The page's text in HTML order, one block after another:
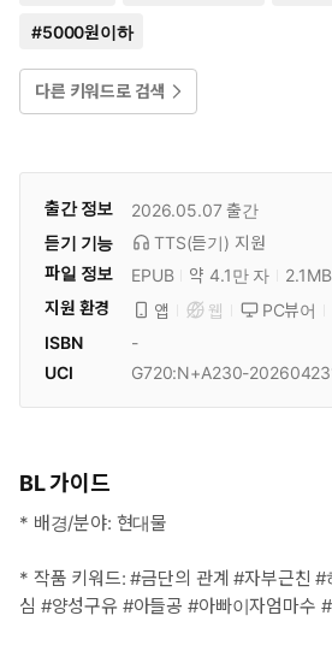
#5000원이하
다른 키워드로 검색
출간 정보 2026.05.07 출간
듣기 기능
TTS(듣기) 지원
파일 정보
EPUB 약 4.1만 자
2.1MB
지원 환경
앱 웹 PC뷰어
ISBN
-
UCI
G720:N+A230-
BL 가이드
* 배경/분야: 현대물
* 작품 키워드: #금단의 관계 #자부근친
심 #양성구유 #아들공 #아빠이자엄마수